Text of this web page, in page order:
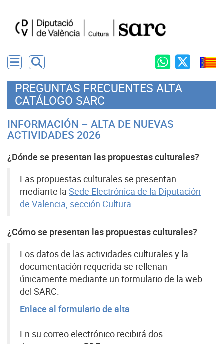
PREGUNTAS FRECUENTES ALTA
CATÁLOGO SARC
INFORMACIÓN – ALTA DE NUEVAS
ACTIVIDADES 2026
¿Dónde se presentan las propuestas culturales?
Las propuestas culturales se presentan
mediante la Sede Electrónica de la Diputación
de Valencia, sección Cultura.
¿Cómo se presentan las propuestas culturales?
Los datos de las actividades culturales y la
documentación requerida se rellenan
únicamente mediante un formulario de la web
del SARC.
Enlace al formulario de alta
En su correo electrónico recibirá dos